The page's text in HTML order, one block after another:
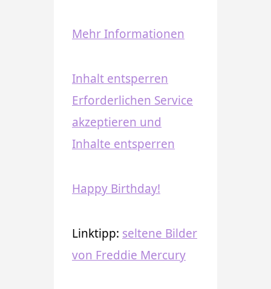
Mehr Informationen
Inhalt entsperren
Erforderlichen Service
akzeptieren und
Inhalte entsperren
Happy Birthday!
Linktipp: seltene Bilder
von Freddie Mercury